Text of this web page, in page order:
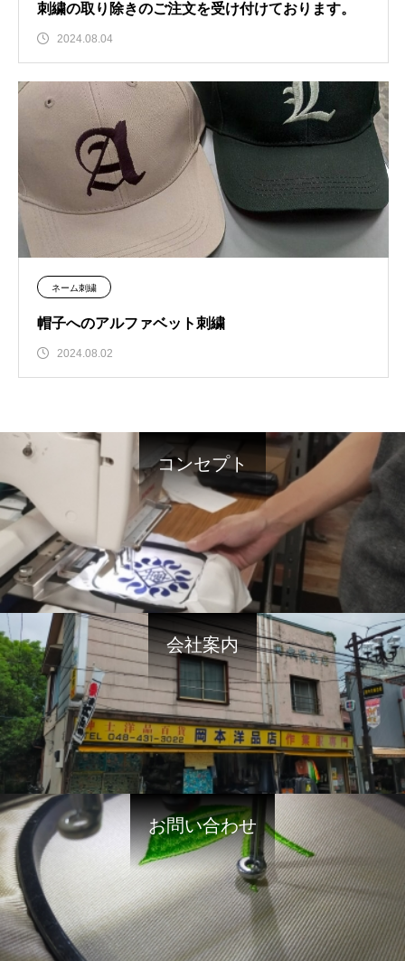
刺繍の取り除きのご注文を受け付けております。
2024.08.04
ネーム刺繍
帽子へのアルファベット刺繍
2024.08.02
コンセプト
会社案内
お問い合わせ